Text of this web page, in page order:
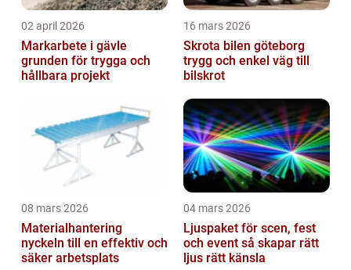
02 april 2026
Markarbete i gävle
grunden för trygga och
hållbara projekt
16 mars 2026
Skrota bilen göteborg
trygg och enkel väg till
bilskrot
08 mars 2026
Materialhantering
nyckeln till en effektiv och
säker arbetsplats
04 mars 2026
Ljuspaket för scen, fest
och event så skapar rätt
ljus rätt känsla